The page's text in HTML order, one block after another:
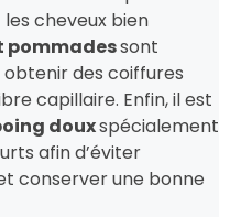
cheveux bien
pommadessont
des coiffures
capillaire. Enfin, il est
douxspécialement
afin d’éviter
conserver une bonne